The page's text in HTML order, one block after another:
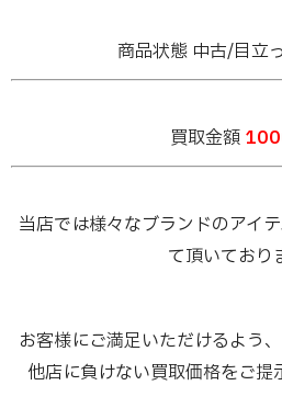
商品状態 中古/目立
買取金額
当店では様々なブランドのアイ
て頂いており
お客様にご満足いただけるよう
他店に負けない買取価格をご提